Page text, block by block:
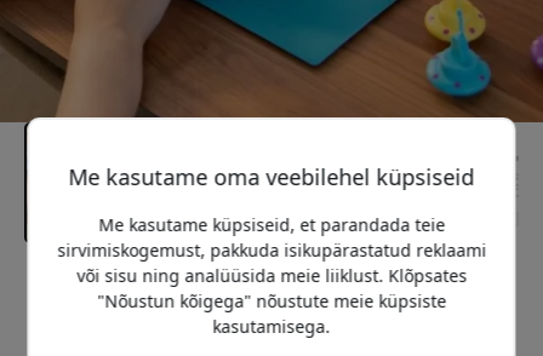
Soovitatav hind
59.99 EUR
Me kasutame oma veebilehel küpsiseid
Me kasutame küpsiseid, et parandada teie
sirvimiskogemust, pakkuda isikupärastatud reklaami
või sisu ning analüüsida meie liiklust. Klõpsates
"Nõustun kõigega" nõustute meie küpsiste
kasutamisega.